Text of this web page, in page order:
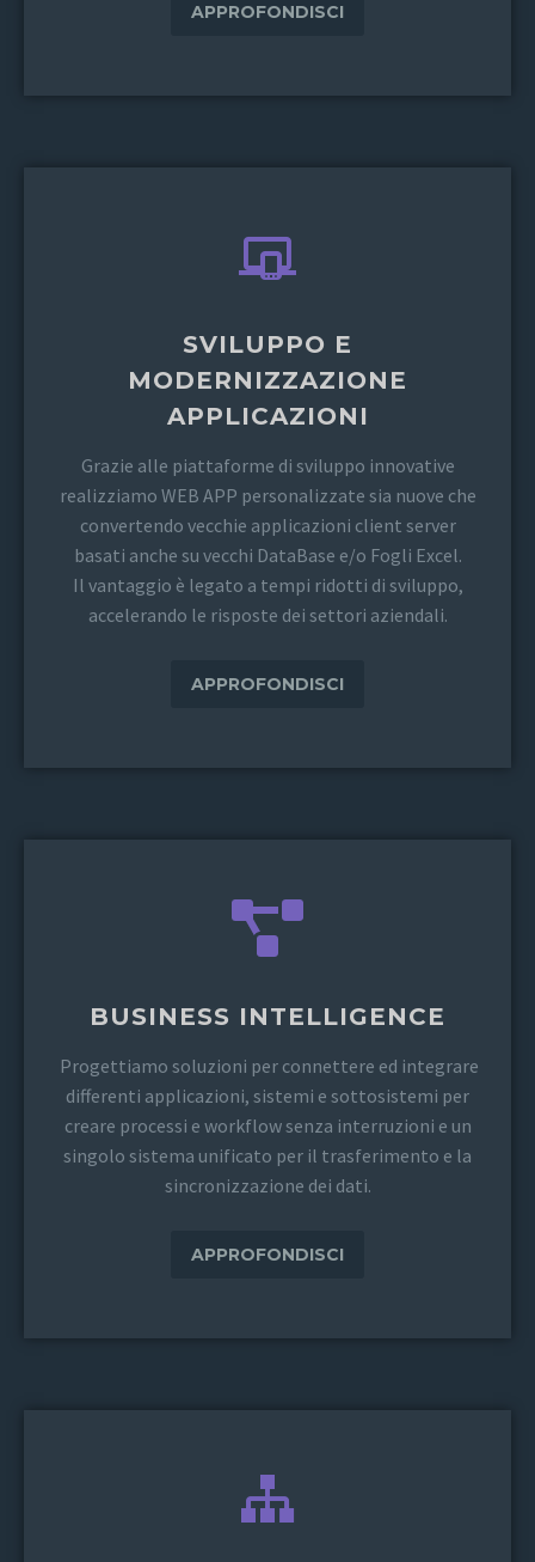
APPROFONDISCI
SVILUPPO E
MODERNIZZAZIONE
APPLICAZIONI
Grazie alle piattaforme di sviluppo innovative
realizziamo WEB APP personalizzate sia nuove che
convertendo vecchie applicazioni client server
basati anche su vecchi DataBase e/o Fogli Excel.
Il vantaggio è legato a tempi ridotti di sviluppo,
accelerando le risposte dei settori aziendali.
APPROFONDISCI
BUSINESS INTELLIGENCE
Progettiamo soluzioni per connettere ed integrare
differenti applicazioni, sistemi e sottosistemi per
creare processi e workflow senza interruzioni e un
singolo sistema unificato per il trasferimento e la
sincronizzazione dei dati.
APPROFONDISCI